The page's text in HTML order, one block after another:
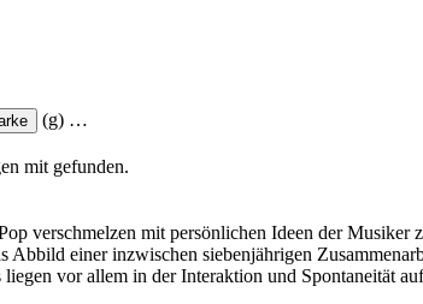
(g) …
mit gefunden.
verschmelzen mit persönlichen Ideen der
Abbild einer inzwischen siebenjährigen
vor allem in der Interaktion und Spontaneität